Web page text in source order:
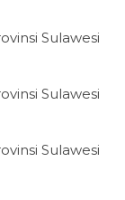
Sulawesi
Sulawesi
Sulawesi